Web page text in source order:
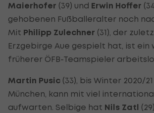
Maierhofer (39) und Erwin Hoffer
gehobenen Fußballeralter noch
Mit Philipp Zulechner (31), der
Erzgebirge Aue gespielt hat, ist
früherer ÖFB-Teamspieler
Martin Pusic (33), bis Winter 2020/
München, kann mit viel
aufwarten. Selbige hat Nils Zatl